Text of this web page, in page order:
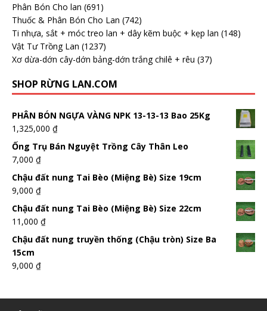
Phân Bón Cho lan (691)
Thuốc & Phân Bón Cho Lan (742)
Ti nhựa, sắt + móc treo lan + dây kẽm buộc + kẹp lan (148)
Vật Tư Trồng Lan (1237)
Xơ dừa-dớn cây-dớn bảng-dớn trắng chilê + rêu (37)
SHOP RỪNG LAN.COM
PHÂN BÓN NGỰA VÀNG NPK 13-13-13 Bao 25Kg
1,325,000 ₫
Ống Trụ Bán Nguyệt Trồng Cây Thân Leo
7,000 ₫
Chậu đất nung Tai Bèo (Miệng Bè) Size 19cm
9,000 ₫
Chậu đất nung Tai Bèo (Miệng Bè) Size 22cm
11,000 ₫
Chậu đất nung truyền thống (Chậu tròn) Size Ba
15cm
9,000 ₫